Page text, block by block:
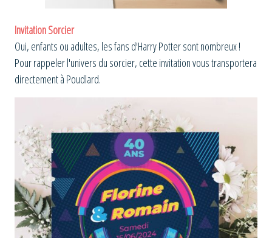
Invitation Sorcier
Oui, enfants ou adultes, les fans d'Harry Potter sont nombreux !
Pour rappeler l'univers du sorcier, cette invitation vous transportera
directement à Poudlard.